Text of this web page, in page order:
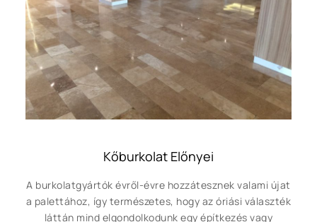
Kőburkolat Előnyei
A burkolatgyártók évről-évre hozzátesznek valami újat
a palettához, így természetes, hogy az óriási választék
láttán mind elgondolkodunk egy építkezés vagy